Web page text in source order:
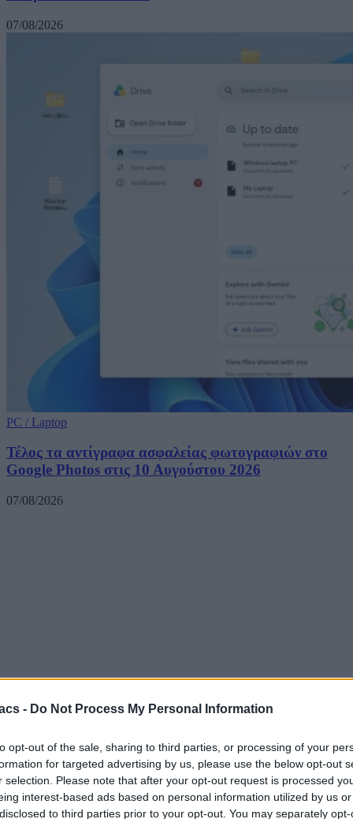
- Do Not Process My Personal Information
opt-out of the sale, sharing to third parties, or processing of your
for targeted advertising by us, please use the below opt-out
selection. Please note that after your opt-out request is processed
interest-based ads based on personal information utilized by us
to third parties prior to your opt-out. You may separately
07/08/2026
PC / Laptop
Τέλος τα αντίγραφα ασφαλείας φωτογραφιών στο
Google Photos στις 10 Αυγούστου 2026
07/08/2026